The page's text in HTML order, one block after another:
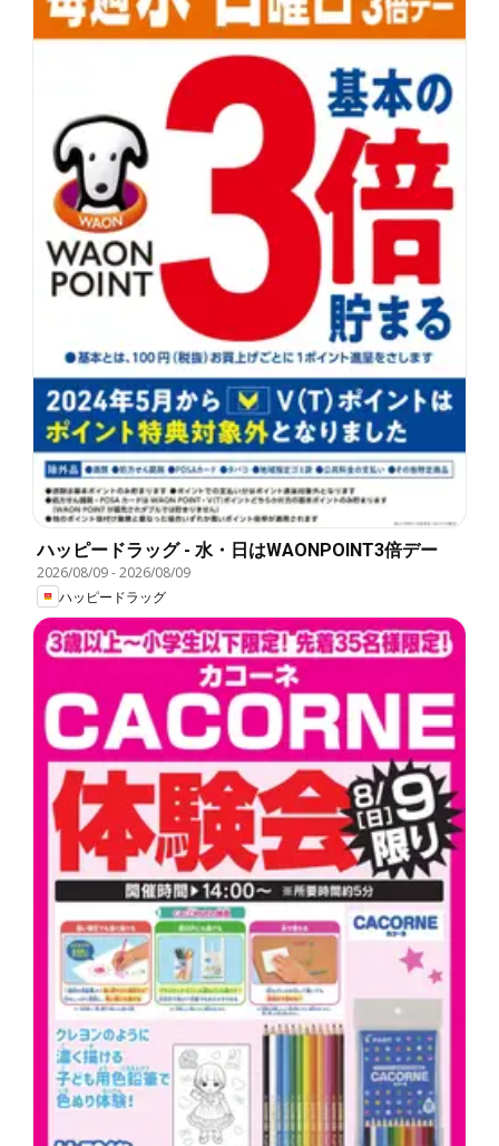
ハッピードラッグ - 水・日はWAONPOINT3倍デー
2026/08/09-2026/08/09
ハッピードラッグ